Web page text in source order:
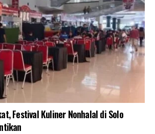
Festival Kuliner Nonhalal di Solo